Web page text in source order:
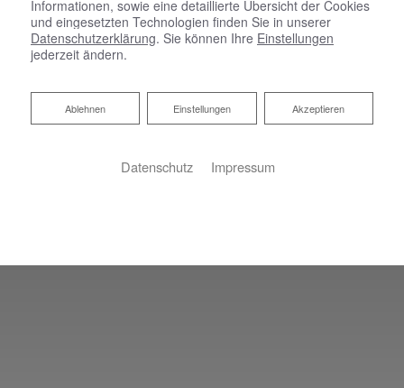
Informationen, sowie eine detaillierte Übersicht der Cookies
und eingesetzten Technologien finden Sie in unserer
Datenschutzerklärung. Sie können Ihre Einstellungen
jederzeit ändern.
Akzeptieren
Einstellungen
Ablehnen
Ablehnen
Datenschutz Impressum